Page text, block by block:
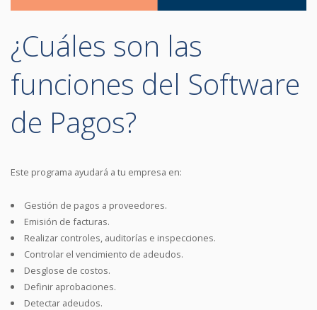
¿Cuáles son las
funciones del Software
de Pagos?
Este programa ayudará a tu empresa en:
Gestión de pagos a proveedores.
Emisión de facturas.
Realizar controles, auditorías e inspecciones.
Controlar el vencimiento de adeudos.
Desglose de costos.
Definir aprobaciones.
Detectar adeudos.